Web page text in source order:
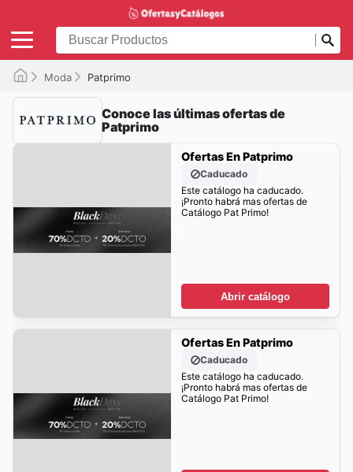
Moda Patprimo
Conoce las últimas ofertas de
Patprimo
Ofertas En Patprimo
Caducado
Este catálogo ha caducado.
¡Pronto habrá mas ofertas de
Catálogo Pat Primo!
Abrir catálogo
Ofertas En Patprimo
Caducado
Este catálogo ha caducado.
¡Pronto habrá mas ofertas de
Catálogo Pat Primo!